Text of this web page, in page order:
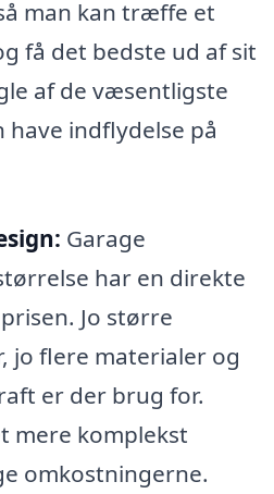
man kan træffe et
få det bedste ud af sit
af de væsentligste
have indflydelse på
Garage
har en direkte
Jo større
jo flere materialer og
er der brug for.
mere komplekst
omkostningerne.